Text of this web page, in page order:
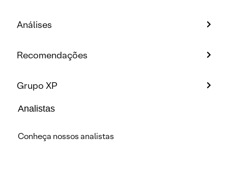
Análises
Recomendações
Grupo XP
Analistas
Conheça nossos analistas